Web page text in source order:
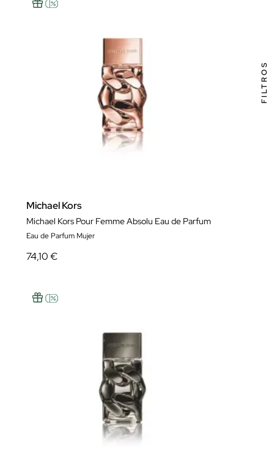
Michael Kors
Michael Kors Pour Femme Absolu Eau de Parfum
Eau de Parfum Mujer
74,10 €
FILTROS